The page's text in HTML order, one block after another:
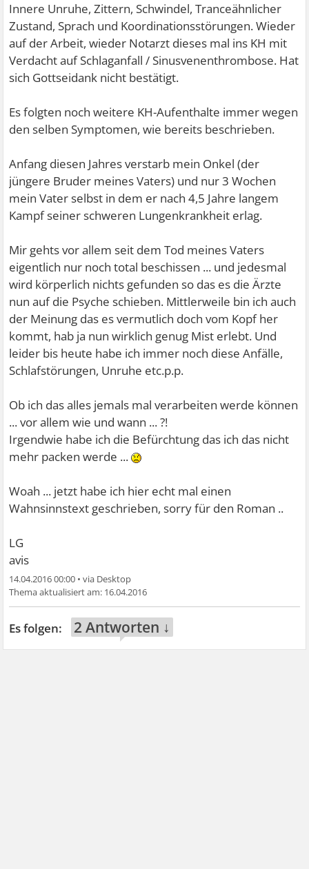
Innere Unruhe, Zittern, Schwindel, Tranceähnlicher
Zustand, Sprach und Koordinationsstörungen. Wieder
auf der Arbeit, wieder Notarzt dieses mal ins KH mit
Verdacht auf Schlaganfall / Sinusvenenthrombose. Hat
sich Gottseidank nicht bestätigt.
Es folgten noch weitere KH-Aufenthalte immer wegen
den selben Symptomen, wie bereits beschrieben.
Anfang diesen Jahres verstarb mein Onkel (der
jüngere Bruder meines Vaters) und nur 3 Wochen
mein Vater selbst in dem er nach 4,5 Jahre langem
Kampf seiner schweren Lungenkrankheit erlag.
Mir gehts vor allem seit dem Tod meines Vaters
eigentlich nur noch total beschissen ... und jedesmal
wird körperlich nichts gefunden so das es die Ärzte
nun auf die Psyche schieben. Mittlerweile bin ich auch
der Meinung das es vermutlich doch vom Kopf her
kommt, hab ja nun wirklich genug Mist erlebt. Und
leider bis heute habe ich immer noch diese Anfälle,
Schlafstörungen, Unruhe etc.p.p.
Ob ich das alles jemals mal verarbeiten werde können
... vor allem wie und wann ... ?!
Irgendwie habe ich die Befürchtung das ich das nicht
mehr packen werde ...
Woah ... jetzt habe ich hier echt mal einen
Wahnsinnstext geschrieben, sorry für den Roman ..
LG
avis
14.04.2016 00:00 •
16.04.2016
2 Antworten ↓